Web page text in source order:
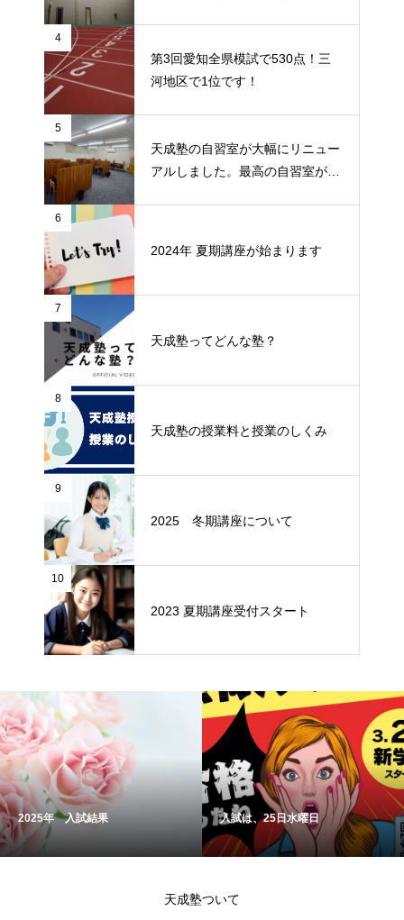
4
第3回愛知全県模試で530点！三
河地区で1位です！
5
天成塾の自習室が大幅にリニュー
アルしました。最高の自習室が出
6
2024年 夏期講座が始まります
7
天成塾ってどんな塾？
8
天成塾の授業料と授業のしくみ
9
2025 冬期講座について
10
2023 夏期講座受付スタート
2025年 入試結果 入試は、25日水曜日
天成塾ついて